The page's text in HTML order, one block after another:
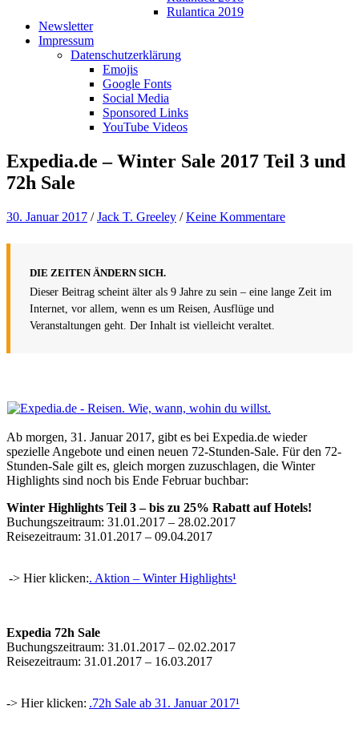
Rulantica 2019
Newsletter
Impressum
Datenschutzerklärung
Emojis
Google Fonts
Social Media
Sponsored Links
YouTube Videos
Expedia.de – Winter Sale 2017 Teil 3 und
72h Sale
30. Januar 2017 /Jack T. Greeley /Keine Kommentare
DIE ZEITEN ÄNDERN SICH.
Dieser Beitrag scheint älter als 9 Jahre zu sein – eine lange Zeit im
Internet, vor allem, wenn es um Reisen, Ausflüge und
Veranstaltungen geht. Der Inhalt ist vielleicht veraltet.
Ab morgen, 31. Januar 2017, gibt es bei Expedia.de wieder
spezielle Angebote und einen neuen 72-Stunden-Sale. Für den 72-
Stunden-Sale gilt es, gleich morgen zuzuschlagen, die Winter
Highlights sind noch bis Ende Februar buchbar:
Winter Highlights Teil 3 – bis zu 25% Rabatt auf Hotels!
Buchungszeitraum: 31.01.2017 – 28.02.2017
Reisezeitraum: 31.01.2017 – 09.04.2017
-> Hier klicken:. Aktion – Winter Highlights¹
Expedia 72h Sale
Buchungszeitraum: 31.01.2017 – 02.02.2017
Reisezeitraum: 31.01.2017 – 16.03.2017
-> Hier klicken: .72h Sale ab 31. Januar 2017¹